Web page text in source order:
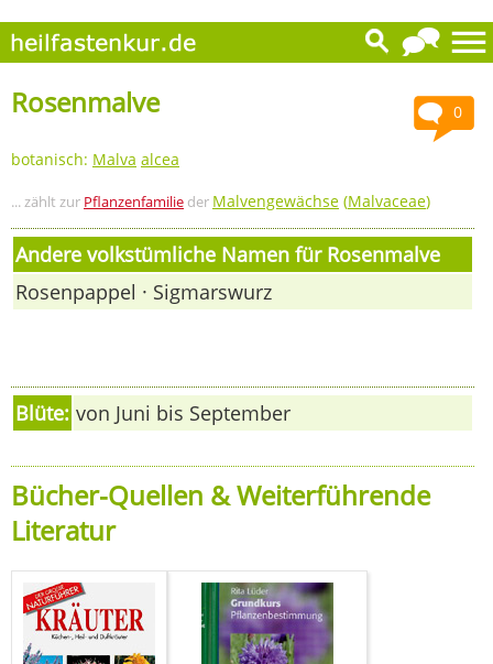
0
Rosenmalve
botanisch: Malva alcea
... zählt zur Pflanzenfamilie der Malvengewächse (Malvaceae)
Andere volkstümliche Namen für Rosenmalve
Rosenpappel · Sigmarswurz
Blüte: von Juni bis September
Bücher-Quellen & Weiterführende
Literatur